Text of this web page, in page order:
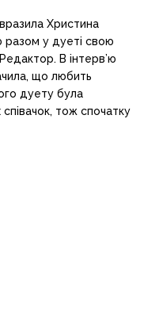
вразила Христина
разом у дуеті свою
В інтерв’ю
що любить
дуету була
тож спочатку